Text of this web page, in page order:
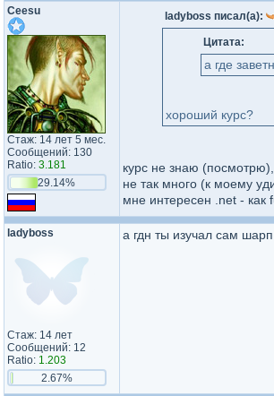
Ceesu
Стаж: 14 лет 5 мес.
Сообщений: 130
Ratio: 3.181
29.14%
ladyboss писал(а):
Цитата:
а где
хороший курс?
курс не знаю
не так много (к моему
мне интересен .net - как
ladyboss
Стаж: 14 лет
Сообщений: 12
Ratio: 1.203
2.67%
а гдн ты изучал сам